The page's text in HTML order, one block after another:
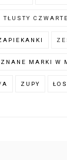
TŁUSTY
ZNANE MARKI W
A ZUPY